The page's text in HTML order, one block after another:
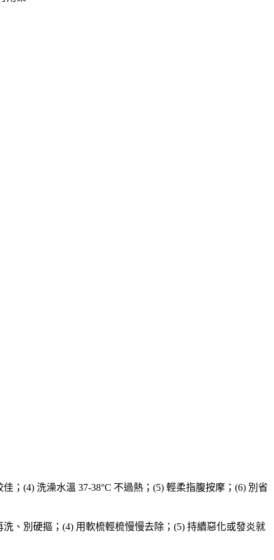
；(4) 洗澡水溫 37-38°C 不過熱；(5) 輕柔指腹按摩；(6) 別省
、別硬摳；(4) 用軟梳輕梳慢慢去除；(5) 持續惡化或發炎就